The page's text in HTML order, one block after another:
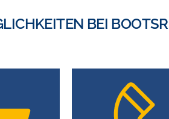
BEI